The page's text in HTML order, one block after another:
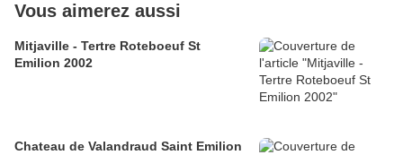
Vous aimerez aussi
Mitjaville - Tertre Roteboeuf St
Emilion 2002
Chateau de Valandraud Saint Emilion